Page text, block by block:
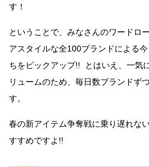
す！
ということで、みなさんのワードロ
アスタイルな全100ブランドによる
ちをピックアップ!! とはいえ、一気
リュームのため、毎日数ブランドず
す。
春の新アイテム争奪戦に乗り遅れな
すすめですよ!!